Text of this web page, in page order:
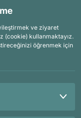
ve ziyaret
(cookie) kullanmaktayız.
öğrenmek için